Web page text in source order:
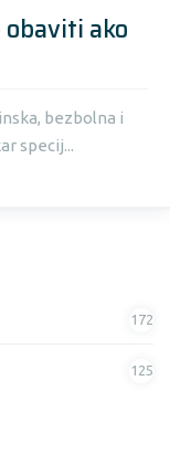
ako
bezbolna i
specij...
172
125